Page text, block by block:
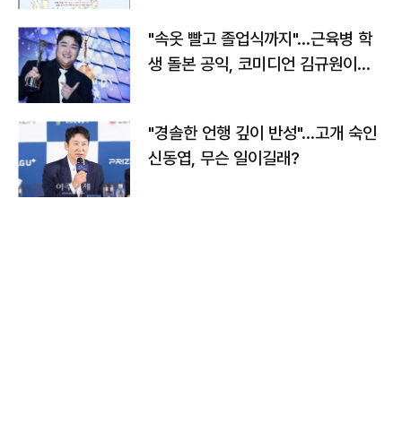
"속옷 빨고 졸업식까지"…근육병 학
생 돌본 공익, 코미디언 김규원이었
"경솔한 언행 깊이 반성"…고개 숙인
신동엽, 무슨 일이길래?